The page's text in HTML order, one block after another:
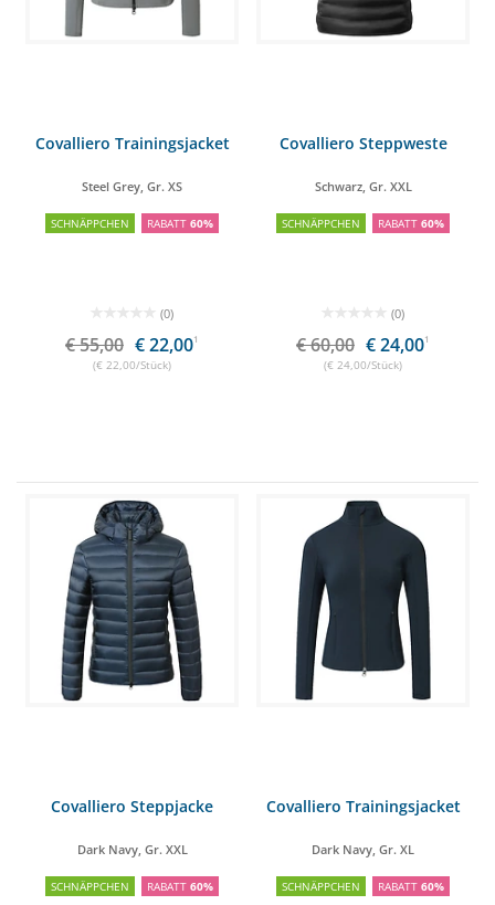
Covalliero Trainingsjacket
Steel Grey, Gr. XS
SCHNÄPPCHEN RABATT 60%
(0)
€ 55,00 € 22,001
(€ 22,00/Stück)
Covalliero Steppweste
Schwarz, Gr. XXL
SCHNÄPPCHEN RABATT 60%
(0)
€ 60,00 € 24,001
(€ 24,00/Stück)
Covalliero Steppjacke
Dark Navy, Gr. XXL
SCHNÄPPCHEN RABATT 60%
Covalliero Trainingsjacket
Dark Navy, Gr. XL
SCHNÄPPCHEN RABATT 60%